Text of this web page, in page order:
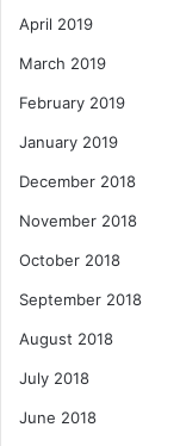
April 2019
March 2019
February 2019
January 2019
December 2018
November 2018
October 2018
September 2018
August 2018
July 2018
June 2018